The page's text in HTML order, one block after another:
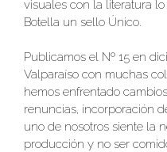
visuales con la literatura
Botella un sello Único.
Publicamos el Nº 15 en
Valparaíso con muchas
hemos enfrentado
renuncias, incorporación
uno de nosotros siente la
producción y no ser